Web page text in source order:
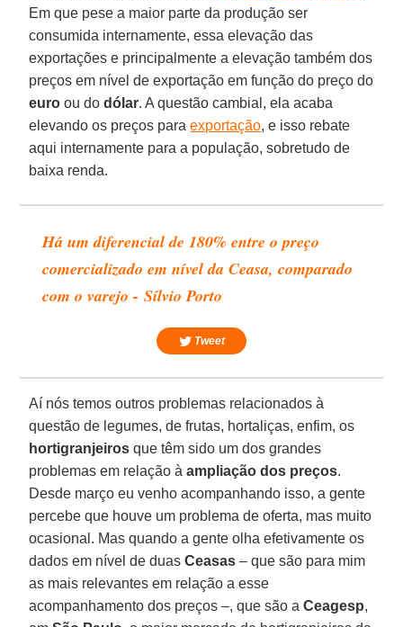
Em que pese a maior parte da produção ser
consumida internamente, essa elevação das
exportações e principalmente a elevação também dos
preços em nível de exportação em função do preço do
euro ou dodólar. A questão cambial, ela acaba
elevando os preços paraexportação, e isso rebate
aqui internamente para a população, sobretudo de
baixa renda.
Há um diferencial de 180% entre o preço
comercializado em nível da Ceasa, comparado
com o varejo - Sílvio Porto
Tweet
Aí nós temos outros problemas relacionados à
questão de legumes, de frutas, hortaliças, enfim, os
hortigranjeiros que têm sido um dos grandes
problemas em relação àampliação dos preços.
Desde março eu venho acompanhando isso, a gente
percebe que houve um problema de oferta, mas muito
ocasional. Mas quando a gente olha efetivamente os
dados em nível de duasCeasas – que são para mim
as mais relevantes em relação a esse
acompanhamento dos preços –, que são aCeagesp,